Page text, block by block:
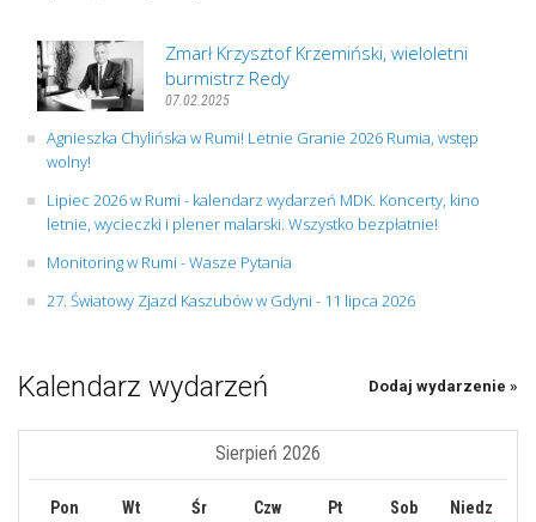
Zmarł Krzysztof Krzemiński, wieloletni
burmistrz Redy
07.02.2025
Agnieszka Chylińska w Rumi! Letnie Granie 2026 Rumia, wstęp
wolny!
Lipiec 2026 w Rumi - kalendarz wydarzeń MDK. Koncerty, kino
letnie, wycieczki i plener malarski. Wszystko bezpłatnie!
Monitoring w Rumi - Wasze Pytania
27. Światowy Zjazd Kaszubów w Gdyni - 11 lipca 2026
Kalendarz wydarzeń Dodaj wydarzenie »
Sierpień 2026
Pon Wt Śr Czw Pt Sob
Niedz